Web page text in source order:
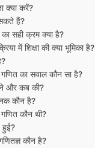
क्या करें?
हैं?
सही क्रम क्या है?
में शिक्षा की क्या भूमिका है?
का सवाल कौन सा है?
और कब की?
कौन है?
कौन थी?
हुई?
कौन है?